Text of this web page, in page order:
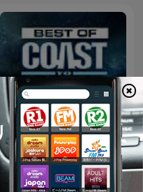
The Best of Coast to Coast
AM